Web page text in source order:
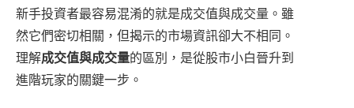
新手投資者最容易混淆的就是成交值與成交量。雖
然它們密切相關，但揭示的市場資訊卻大不相同。
理解成交值與成交量的區別，是從股市小白晉升到
進階玩家的關鍵一步。